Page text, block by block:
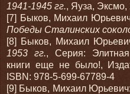
1941-1945 гг., Яуза, Эксмо,
[7] Быков, Михаил
Победы Сталинских
[8] Быков, Михаил
1953 гг., Серия:
книги еще не было!,
ISBN: 978-5-699-67789-4
[9] Быков, Михаил Юрьевич: